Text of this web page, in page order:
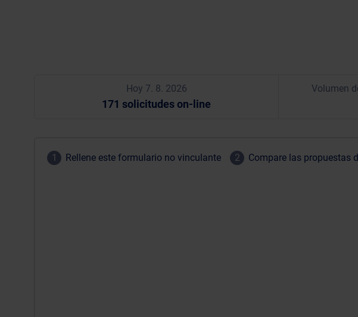
Hoy 7. 8. 2026
171 solicitudes on-line
Volumen
1 Rellene este formulario no vinculante 2 Compare las propuestas